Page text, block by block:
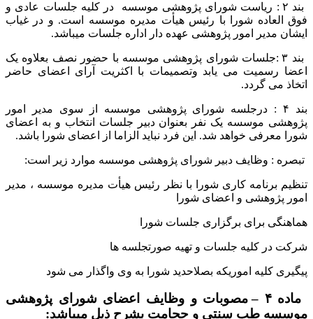
بند ۲ : ریاست شورای پژوهشی موسسه در کلیه جلسات عادی و
فوق العاده شورا با رئیس هیأت مدیره موسسه است. و در غیاب
ایشان مدیر امور پژوهشی عهده دار اداره جلسات میباشد.
بند ۳ :جلسات شورای پژوهشی موسسه با حضور نصف بعلاوه یک
اعضا رسمیت می یابد وتصمیمات با اکثریت آرای اعضای حاضر
اتخاذ می گردد.
بند ۴ : درجلسه شورای پژوهشی موسسه از سوی مدیر امور
پژوهشی موسسه یک نفر بعنوان دبیر جلسات انتخاب و به اعضای
شورا معرفی خواهد شد. این فرد نباید الزاما از اعضای شورا باشد.
تبصره : وظایف دبیر شورای پژوهشی موسسه موارد زیر است:
تنظیم برنامه کاری شورا با نظر رئیس هیأت مدیره موسسه ، مدیر
امور پژوهشی و اعضای شورا
هماهنگی برای برگزاری جلسات شورا
شرکت در کلیه جلسات و تهیه صورتجلسه ها
پیگیری کلیه اموریکه بصلاحدید شورا به وی واگذار می شود
ماده ۴ –مصوبات و وظایف اعضاى شورای پژوهشی
موسسه طب سنتی و حجامت بشرح ذیل میباشد: